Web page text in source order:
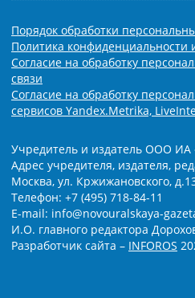
Порядок обработки
Политика
Согласие на обработку
связи
Согласие на обработку
сервисов Yandex.Metrika,
Учредитель и издатель ООО ИА
Адрес учредителя, издателя,
Москва, ул. Кржижановского,
Телефон: +7 (495) 718-84-11
E-mail: info@novouralskaya-
И.О. главного редактора
Разработчик сайта – INFOROS